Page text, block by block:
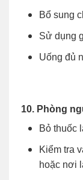
Bổ sung
Sử dụng
Uống đủ
10. Phòng
Bỏ thuốc
Kiểm tra
hoặc nơi